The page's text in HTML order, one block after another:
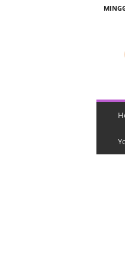
1